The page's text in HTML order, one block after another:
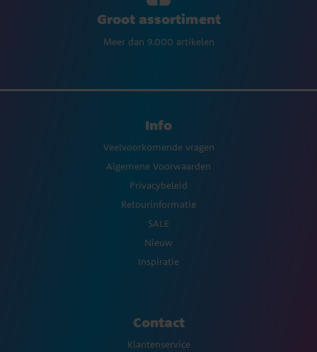
Groot assortiment
Meer dan 9.000 artikelen
Info
Veelvoorkomende vragen
Algemene Voorwaarden
Privacybeleid
Retourinformatie
SALE
Nieuw
Inspiratie
Contact
Klantenservice